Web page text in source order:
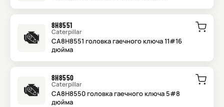
8H8551
Caterpillar
CA8H8551 головка гаечного ключа 11#16
дюйма
8H8550
Caterpillar
CA8H8550 головка гаечного ключа 5#8
дюйма